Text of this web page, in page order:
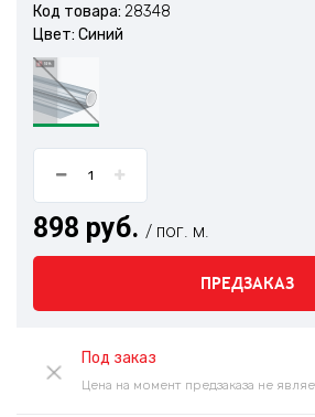
Код товара: 28348
Цвет: Синий
898 руб. / пог. м.
ПРЕДЗАКАЗ
Под заказ
Цена на момент предзаказа не